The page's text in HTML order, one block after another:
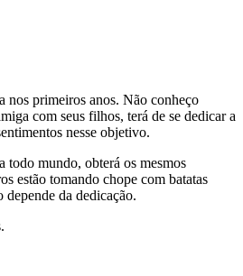
nos primeiros anos. Não conheço
com seus filhos, terá de se dedicar a
nesse objetivo.
todo mundo, obterá os mesmos
estão tomando chope com batatas
da dedicação.